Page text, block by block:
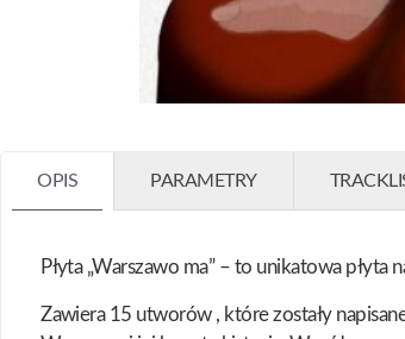
OPIS PARAMETRY
Płyta „Warszawo ma” – to unikatowa płyta
Zawiera 15 utworów , które zostały